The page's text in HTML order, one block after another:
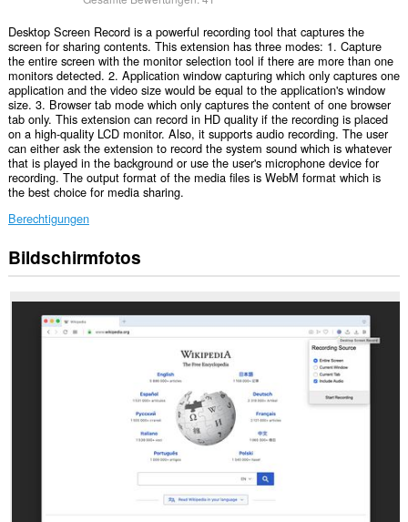
Desktop Screen Record is a powerful recording tool that captures the
screen for sharing contents. This extension has three modes: 1. Capture
the entire screen with the monitor selection tool if there are more than one
monitors detected. 2. Application window capturing which only captures one
application and the video size would be equal to the application's window
size. 3. Browser tab mode which only captures the content of one browser
tab only. This extension can record in HD quality if the recording is placed
on a high-quality LCD monitor. Also, it supports audio recording. The user
can either ask the extension to record the system sound which is whatever
that is played in the background or use the user's microphone device for
recording. The output format of the media files is WebM format which is
the best choice for media sharing.
Berechtigungen
Diese
Erweiterung
den
Bildschirmfotos